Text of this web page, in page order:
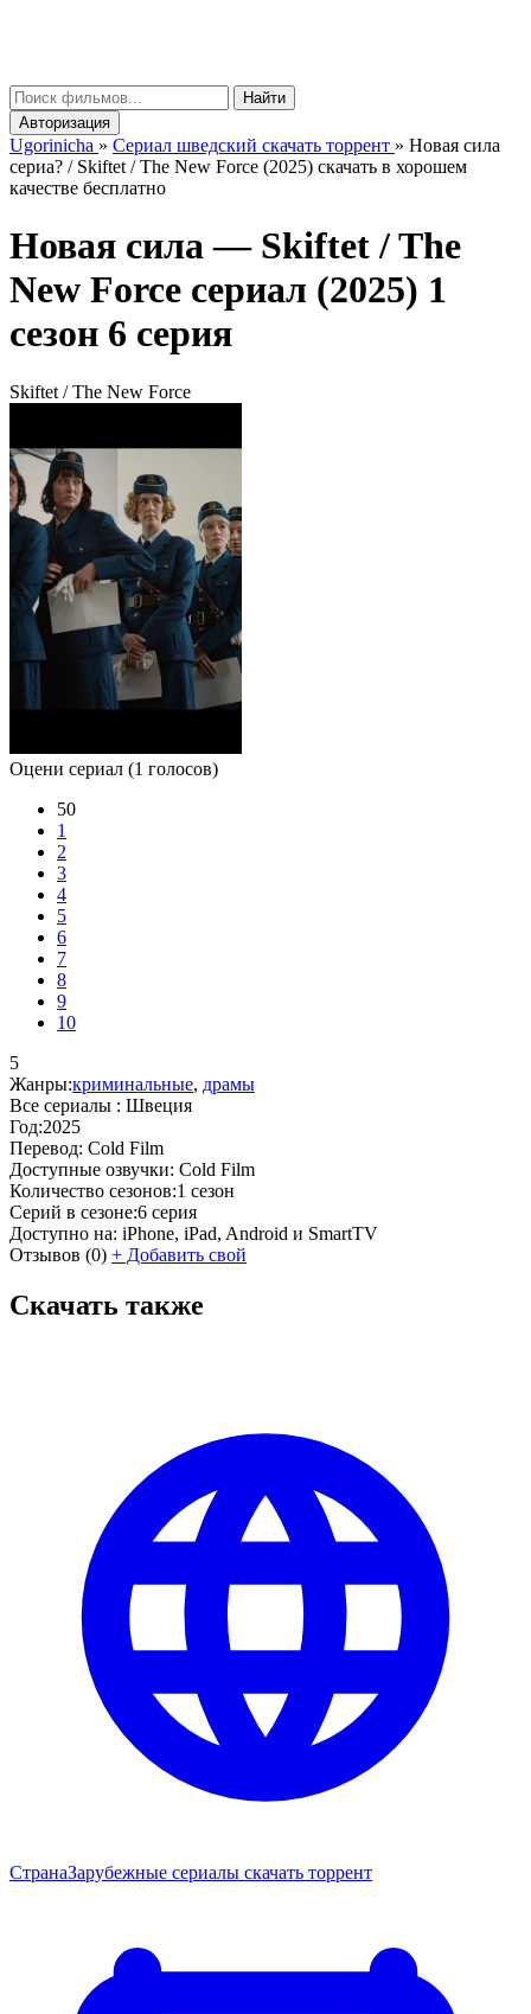
Найти
Авторизация
Ugorinicha » Сериал шведский скачать торрент » Новая сила
сериа? / Skiftet / The New Force (2025) скачать в хорошем
качестве бесплатно
Новая сила — Skiftet / The
New Force сериал (2025) 1
сезон 6 серия
Skiftet / The New Force
Оцени сериал (1 голосов)
50
1
2
3
4
5
6
7
8
9
10
5
Жанры:криминальные, драмы
Все сериалы : Швеция
Год:2025
Перевод: Cold Film
Доступные озвучки: Cold Film
Количество сезонов:1 сезон
Серий в сезоне:6 серия
Доступно на: iPhone, iPad, Android и SmartTV
Отзывов (0) + Добавить свой
Скачать также
СтранаЗарубежные сериалы скачать торрент